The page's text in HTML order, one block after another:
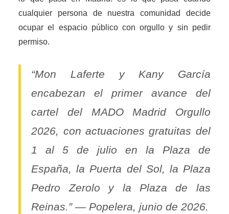
cualquier persona de nuestra comunidad decide
ocupar el espacio público con orgullo y sin pedir
permiso.
“Mon Laferte y Kany García
encabezan el primer avance del
cartel del MADO Madrid Orgullo
2026, con actuaciones gratuitas del
1 al 5 de julio en la Plaza de
España, la Puerta del Sol, la Plaza
Pedro Zerolo y la Plaza de las
Reinas.” — Popelera, junio de 2026.